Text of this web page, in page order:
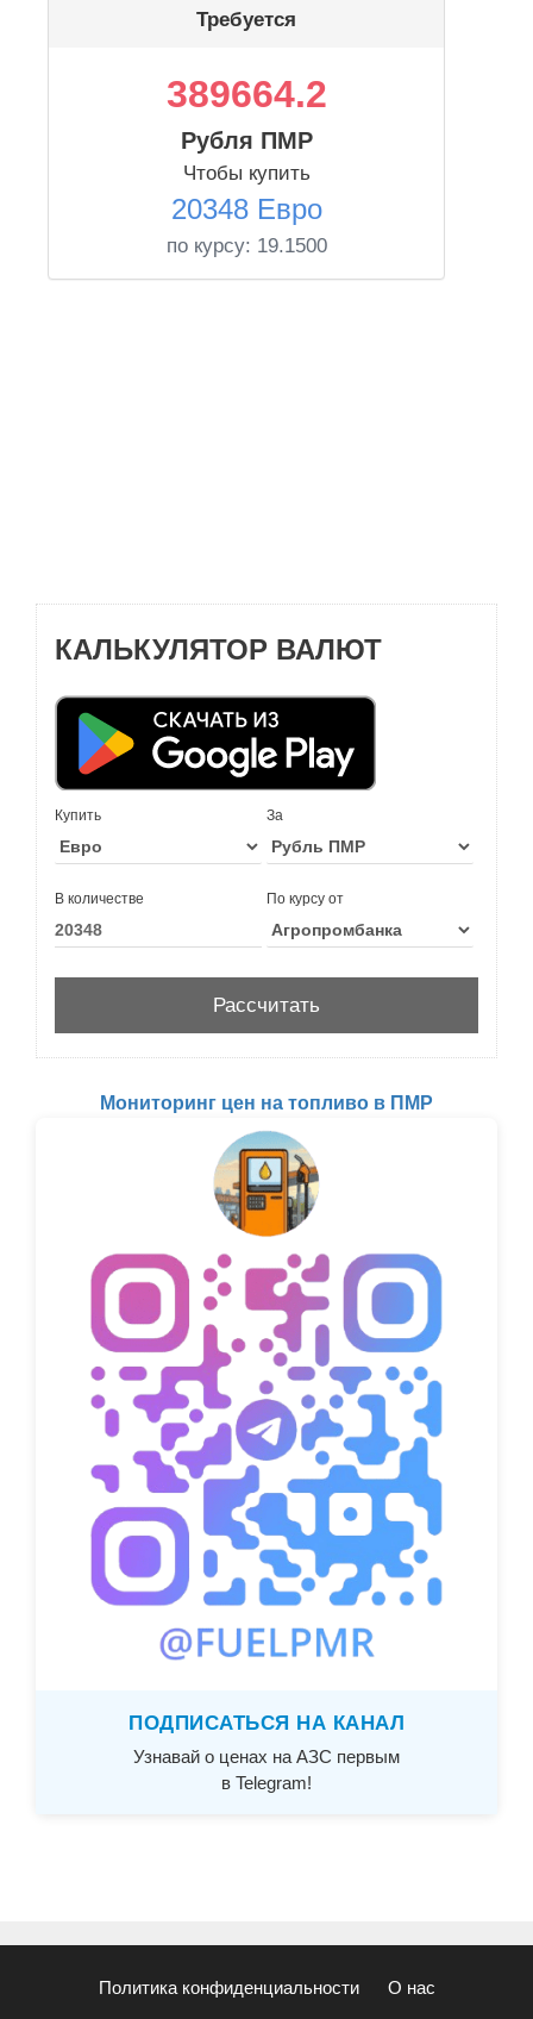
Требуется
389664.2
Рубля ПМР
Чтобы купить
20348 Евро
по курсу: 19.1500
КАЛЬКУЛЯТОР ВАЛЮТ
Купить За
В количестве По курсу от
Мониторинг цен на топливо в ПМР
ПОДПИСАТЬСЯ НА КАНАЛ
Узнавай о ценах на АЗС первым
в Telegram!
Политика конфиденциальности О нас